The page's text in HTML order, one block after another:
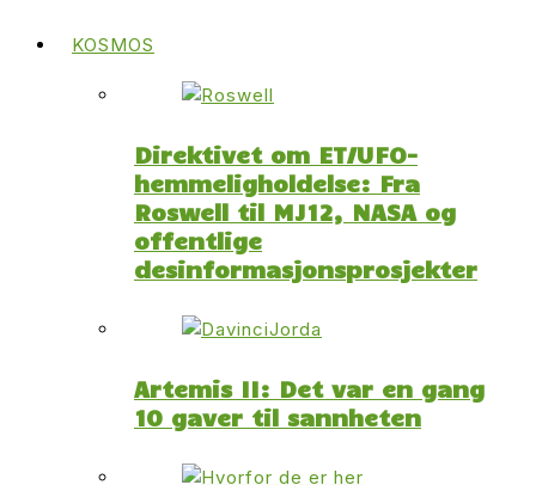
KOSMOS
Direktivet om ET/UFO-
hemmeligholdelse: Fra
Roswell til MJ12, NASA og
offentlige
desinformasjonsprosjekter
Artemis II: Det var en gang
10 gaver til sannheten